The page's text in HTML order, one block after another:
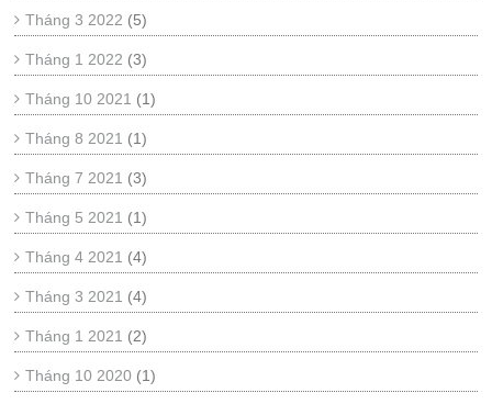
Tháng 3 2022 (5)
Tháng 1 2022 (3)
Tháng 10 2021 (1)
Tháng 8 2021 (1)
Tháng 7 2021 (3)
Tháng 5 2021 (1)
Tháng 4 2021 (4)
Tháng 3 2021 (4)
Tháng 1 2021 (2)
Tháng 10 2020 (1)